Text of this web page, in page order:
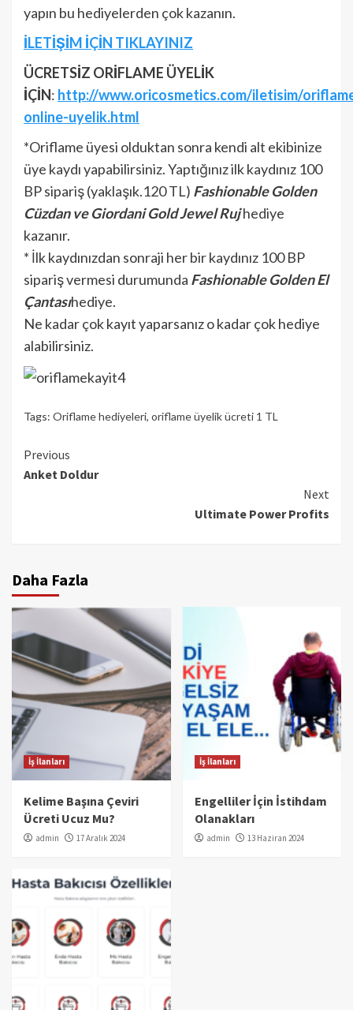
yapın bu hediyelerden çok kazanın.
İLETİŞİM İÇİN TIKLAYINIZ
ÜCRETSİZ ORİFLAME ÜYELİK
İÇİN: http://www.oricosmetics.com/iletisim/
online-uyelik.html
*Oriflame üyesi olduktan sonra kendi alt ekibinize
üye kaydı yapabilirsiniz. Yaptığınız ilk kaydınız 100
BP sipariş (yaklaşık.120 TL) Fashionable Golden
Cüzdan ve Giordani Gold Jewel Rujhediye
kazanır.
* İlk kaydınızdan sonraji her bir kaydınız 100 BP
sipariş vermesi durumunda Fashionable Golden El
Çantasıhediye.
Ne kadar çok kayıt yaparsanız o kadar çok hediye
alabilirsiniz.
Tags: Oriflame hediyeleri, oriflame üyelik ücreti 1 TL
Continue
Reading
Previous
Anket Doldur
Next
Ultimate Power Profits
Daha Fazla
İş İlanları
Kelime Başına Çeviri
Ücreti Ucuz Mu?
admin 17 Aralık 2024
İş İlanları
Engelliler İçin İstihdam
Olanakları
admin 13 Haziran 2024